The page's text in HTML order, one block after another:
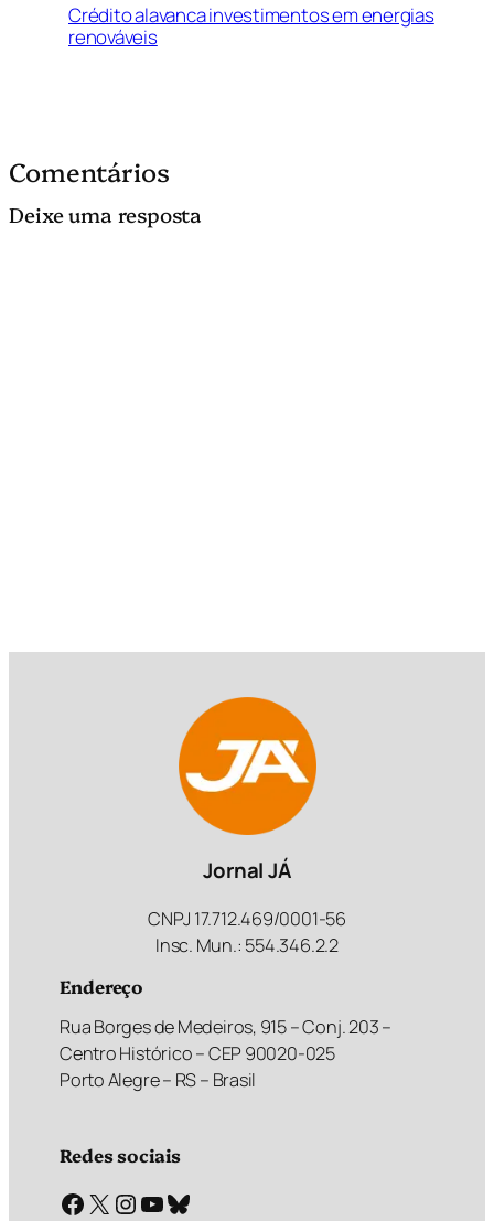
Crédito alavanca investimentos em energias
renováveis
Comentários
Deixe uma resposta
Jornal JÁ
CNPJ 17.712.469/0001-56
Insc. Mun.: 554.346.2.2
Endereço
Rua Borges de Medeiros, 915 – Conj. 203 –
Centro Histórico – CEP 90020-025
Porto Alegre – RS – Brasil
Redes sociais
Facebook X Instagram Youtube Bluesky